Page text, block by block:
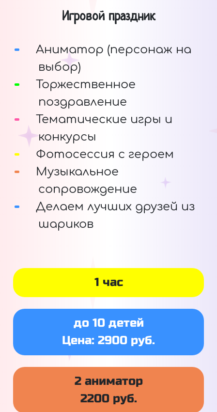
Игровой праздник
Аниматор (персонаж на
выбор)
Торжественное
поздравление
Тематические игры и
конкурсы
Фотосессия с героем
Музыкальное
сопровождение
Делаем лучших друзей из
шариков
1 час
до 10 детей
Цена: 2900 руб.
2 аниматор
2200 руб.